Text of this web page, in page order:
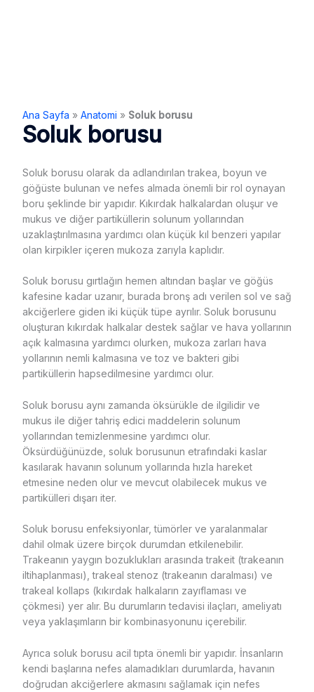
Ana Sayfa » Anatomi » Soluk borusu
Soluk borusu
Soluk borusu olarak da adlandırılan trakea, boyun ve
göğüste bulunan ve nefes almada önemli bir rol oynayan
boru şeklinde bir yapıdır. Kıkırdak halkalardan oluşur ve
mukus ve diğer partiküllerin solunum yollarından
uzaklaştırılmasına yardımcı olan küçük kıl benzeri yapılar
olan kirpikler içeren mukoza zarıyla kaplıdır.
Soluk borusu gırtlağın hemen altından başlar ve göğüs
kafesine kadar uzanır, burada bronş adı verilen sol ve sağ
akciğerlere giden iki küçük tüpe ayrılır. Soluk borusunu
oluşturan kıkırdak halkalar destek sağlar ve hava yollarının
açık kalmasına yardımcı olurken, mukoza zarları hava
yollarının nemli kalmasına ve toz ve bakteri gibi
partiküllerin hapsedilmesine yardımcı olur.
Soluk borusu aynı zamanda öksürükle de ilgilidir ve
mukus ile diğer tahriş edici maddelerin solunum
yollarından temizlenmesine yardımcı olur.
Öksürdüğünüzde, soluk borusunun etrafındaki kaslar
kasılarak havanın solunum yollarında hızla hareket
etmesine neden olur ve mevcut olabilecek mukus ve
partikülleri dışarı iter.
Soluk borusu enfeksiyonlar, tümörler ve yaralanmalar
dahil olmak üzere birçok durumdan etkilenebilir.
Trakeanın yaygın bozuklukları arasında trakeit (trakeanın
iltihaplanması), trakeal stenoz (trakeanın daralması) ve
trakeal kollaps (kıkırdak halkaların zayıflaması ve
çökmesi) yer alır. Bu durumların tedavisi ilaçları, ameliyatı
veya yaklaşımların bir kombinasyonunu içerebilir.
Ayrıca soluk borusu acil tıpta önemli bir yapıdır. İnsanların
kendi başlarına nefes alamadıkları durumlarda, havanın
doğrudan akciğerlere akmasını sağlamak için nefes